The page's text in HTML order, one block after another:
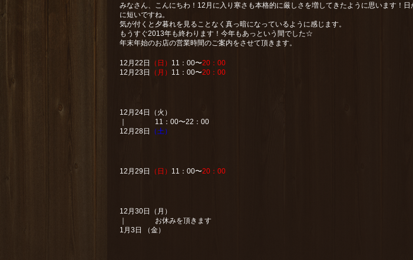
みなさん、こんにちわ！12月に入り寒さも本格的に厳しさを増してきたように思います！日
に短いですね。
気が付くと夕暮れを見ることなく真っ暗になっているように感じます。
もうすぐ2013年も終わります！今年もあっという間でした☆
年末年始のお店の営業時間のご案内をさせて頂きます。
12月22日 （日） 11：00〜20：00
12月23日
（月） 11：00〜20：00
12月24日（火）
｜ 11：00〜22：00
12月28日
（土）
12月29日 （日） 11：00〜20：00
12月30日（月）
｜ お休みを頂きます
1月3日 （金）